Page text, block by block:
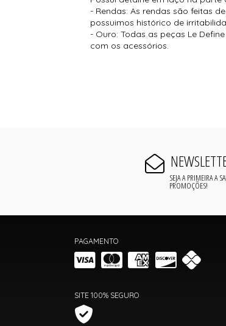
- Rendas: As rendas são feitas
possuimos histórico de
- Ouro: Todas as peças Le
com os acessórios.
SEJA A PRIMEIRA A
PROMOÇÕES!
PAGAMENTO
SITE 100% SEGURO